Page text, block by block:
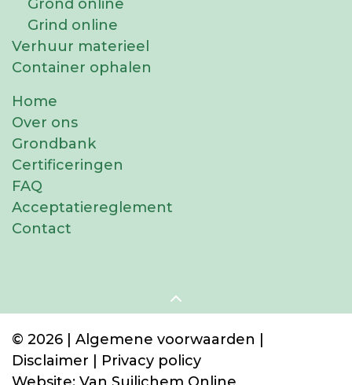
Grond online
Grind online
Verhuur materieel
Container ophalen
Home
Over ons
Grondbank
Certificeringen
FAQ
Acceptatiereglement
Contact
© 2026 | Algemene voorwaarden
Disclaimer
Privacy policy